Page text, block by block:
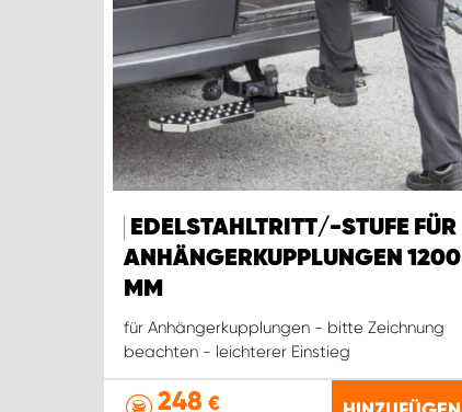
EDELSTAHLTRITT/-STUFE FÜR
ANHÄNGERKUPPLUNGEN 1200
MM
für Anhängerkupplungen - bitte Zeichnung
beachten - leichterer Einstieg
248 €